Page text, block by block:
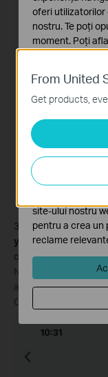
3. Tap on “Email Us”,
you with’option and
check "Add System
Note: If you have
attach your
Opinions and
From United
Get products,
oferi utilizatorilor
nostru. Te poți
moment. Poți
Cookie-uri de
Aceste cookie-
site-ului web și
Cookie-uri de
Cookie-urile de
tale de pe site-ul
funcționalitatea
site-ului nostru
pentru a crea un
reclame